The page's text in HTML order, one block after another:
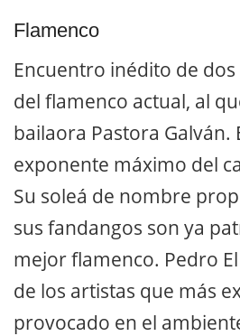
Flamenco
Encuentro inédito de
del flamenco actual, al
bailaora Pastora Galván.
exponente máximo del
Su soleá de nombre
sus fandangos son ya
mejor flamenco. Pedro
de los artistas que más
provocado en el